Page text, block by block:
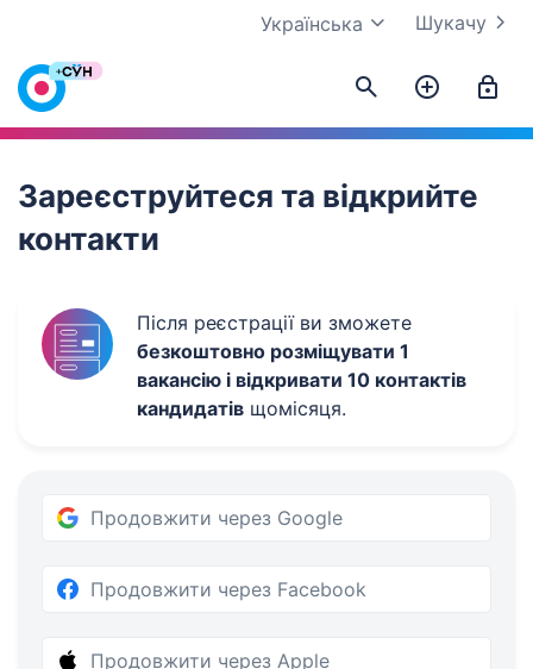
Шукачу
Українська
Work.ua
Зареєструйтеся та відкрийте
контакти
Після реєстрації ви зможете
безкоштовно розміщувати 1
вакансію і відкривати 10 контактів
кандидатів щомісяця.
Продовжити через Google
Продовжити через Facebook
Продовжити через Apple